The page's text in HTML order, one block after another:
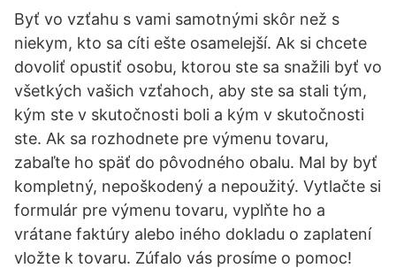
Byť vo vzťahu s vami samotnými skôr než s
niekym, kto sa cíti ešte osamelejší. Ak si chcete
dovoliť opustiť osobu, ktorou ste sa snažili byť vo
všetkých vašich vzťahoch, aby ste sa stali tým,
kým ste v skutočnosti boli a kým v skutočnosti
ste. Ak sa rozhodnete pre výmenu tovaru,
zabaľte ho späť do pôvodného obalu. Mal by byť
kompletný, nepoškodený a nepoužitý. Vytlačte si
formulár pre výmenu tovaru, vyplňte ho a
vrátane faktúry alebo iného dokladu o zaplatení
vložte k tovaru. Zúfalo vás prosíme o pomoc!